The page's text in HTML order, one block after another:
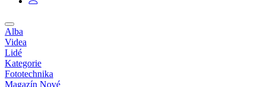
Alba
Videa
Lidé
Kategorie
Fototechnika
Magazín Nové